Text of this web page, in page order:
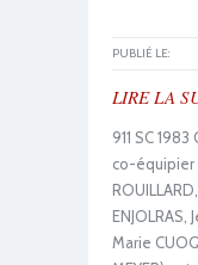
PUBLIÉ LE:
LIRE LA
911 SC
co-équipier
ENJOLRAS,
Marie